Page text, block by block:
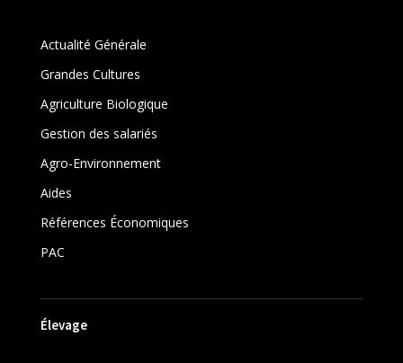
Actualité Générale
Grandes Cultures
Agriculture Biologique
Gestion des salariés
Agro-Environnement
Aides
Références Économiques
PAC
Élevage